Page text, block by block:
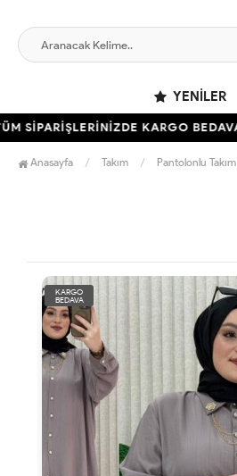
YENILER
SİPARİŞLERİNİZDE KARGO BEDAVA!
Anasayfa Takım Pantolonlu Takım
KARGO
BEDAVA